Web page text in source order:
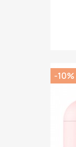
-10%